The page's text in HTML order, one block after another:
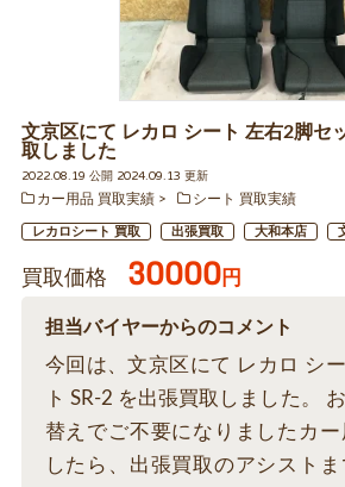
文京区にて レカロ シート 左右2脚セ
取しました
2022.08.19 公開 2024.09.13 更新
カー用品 買取実績
シート 買取実績
レカロシート 買取 出張買取 大和本店
買取価格 30000円
担当バイヤーからのコメント
今回は、文京区にて レカロ シ
ト SR-2 を出張買取しました。
替えでご不要になりましたカー
したら、出張買取のアシスト